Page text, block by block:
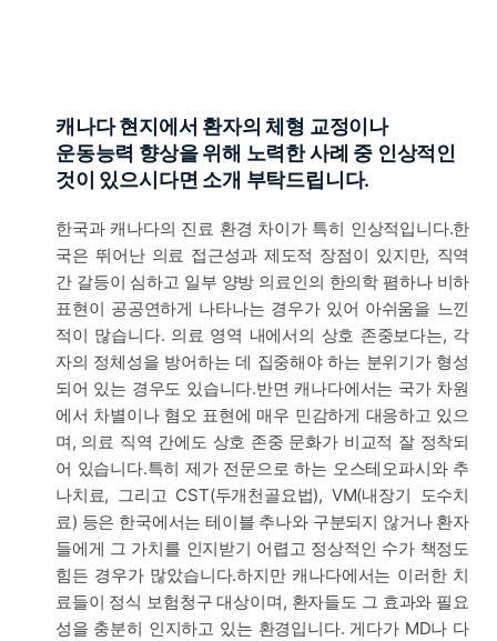
캐나다 현지에서 환자의 체형 교정이나
운동능력 향상을 위해 노력한 사례 중 인상적인
것이 있으시다면 소개 부탁드립니다.
한국과 캐나다의 진료 환경 차이가 특히 인상적입니다.한
국은 뛰어난 의료 접근성과 제도적 장점이 있지만, 직역
간 갈등이 심하고 일부 양방 의료인의 한의학 폄하나 비하
표현이 공공연하게 나타나는 경우가 있어 아쉬움을 느낀
적이 많습니다. 의료 영역 내에서의 상호 존중보다는, 각
자의 정체성을 방어하는 데 집중해야 하는 분위기가 형성
되어 있는 경우도 있습니다.반면 캐나다에서는 국가 차원
에서 차별이나 혐오 표현에 매우 민감하게 대응하고 있으
며, 의료 직역 간에도 상호 존중 문화가 비교적 잘 정착되
어 있습니다.특히 제가 전문으로 하는 오스테오파시와 추
나치료, 그리고 CST(두개천골요법), VM(내장기 도수치
료) 등은 한국에서는 테이블 추나와 구분되지 않거나 환자
들에게 그 가치를 인지받기 어렵고 정상적인 수가 책정도
힘든 경우가 많았습니다.하지만 캐나다에서는 이러한 치
료들이 정식 보험청구 대상이며, 환자들도 그 효과와 필요
성을 충분히 인지하고 있는 환경입니다. 게다가 MD나 다